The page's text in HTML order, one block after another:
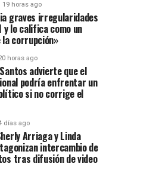
19 horas ago
graves irregularidades
y lo califica como un
corrupción»
horas ago
advierte que el
podría enfrentar un
si no corrige el
días ago
Arriaga y Linda
intercambio de
tras difusión de video